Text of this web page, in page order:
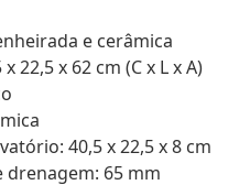
e cerâmica
22,5 x 62 cm (C x L x A)
40,5 x 22,5 x 8 cm
65 mm